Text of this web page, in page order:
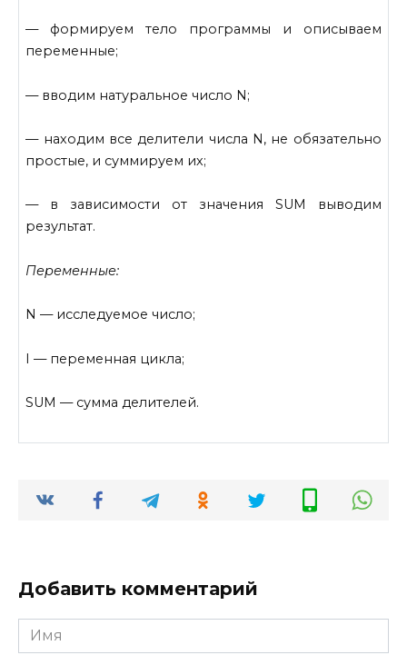
— формируем тело программы и описываем
переменные;
— вводим натуральное число N;
— находим все делители числа N, не обязательно
простые, и суммируем их;
— в зависимости от значения SUM выводим
результат.
Переменные:
N — исследуемое число;
I — переменная цикла;
SUM — сумма делителей.
Добавить комментарий
Имя
*